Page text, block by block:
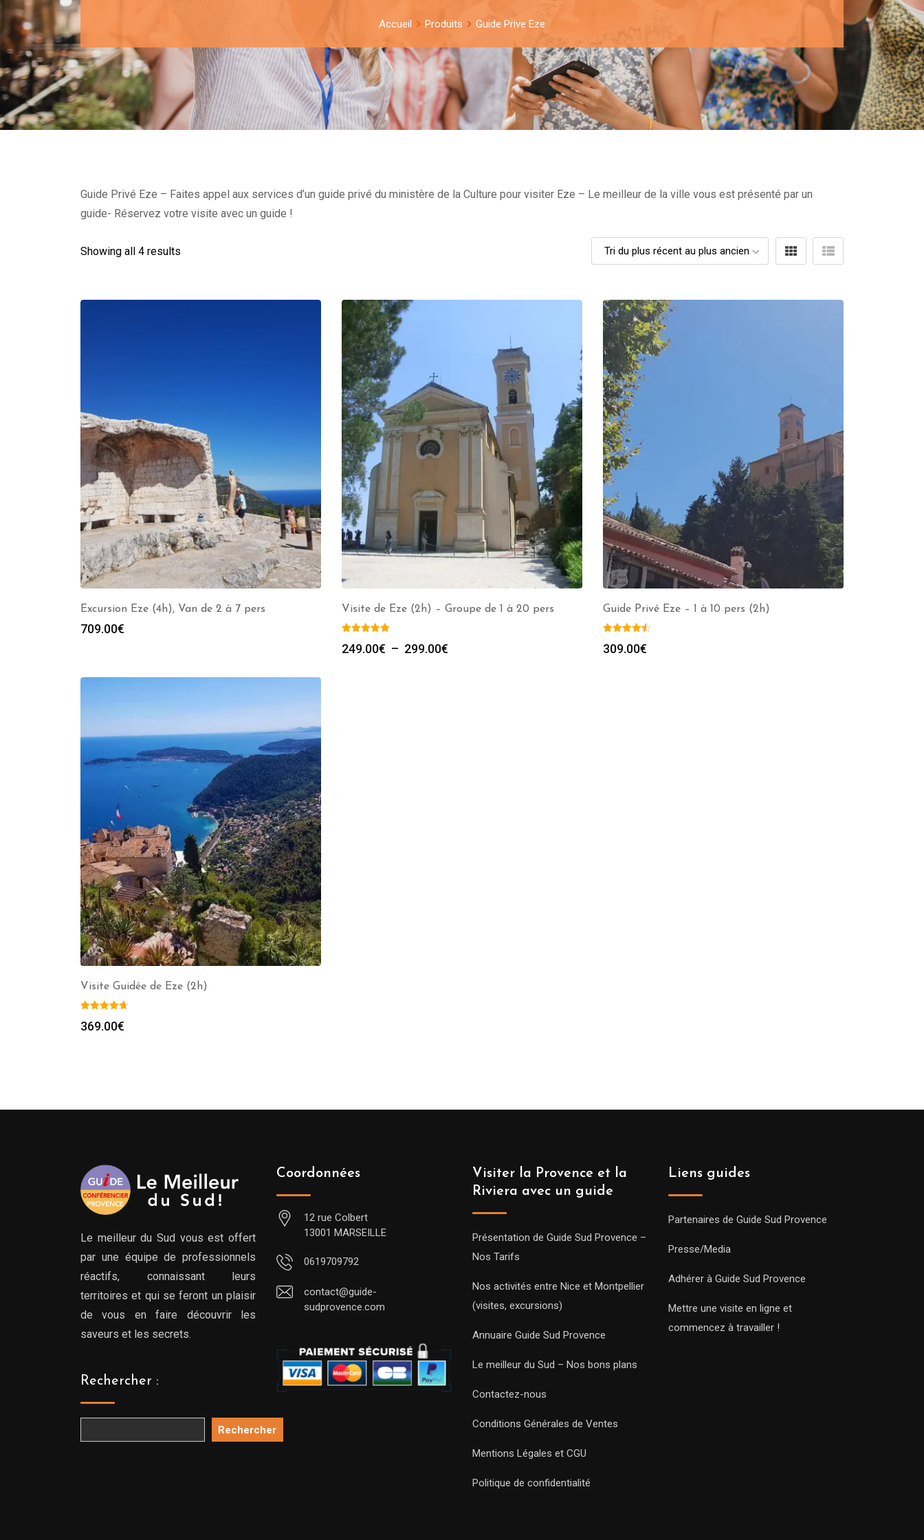
Accueil Produits Guide Prive Eze
Guide Privé Eze – Faites appel aux services d’un guide privé du ministère de la Culture pour visiter Eze – Le meilleur de la ville vous est présenté par un
guide- Réservez votre visite avec un guide !
Showing all 4 results
Excursion Eze (4h), Van de 2 à 7 pers
709.00€
Visite de Eze (2h) – Groupe de 1 à 20 pers
249.00€ – 299.00€
Guide Privé Eze – 1 à 10 pers (2h)
309.00€
Visite Guidée de Eze (2h)
369.00€
Le meilleur du Sud vous est offert
par une équipe de professionnels
réactifs, connaissant leurs
territoires et qui se feront un plaisir
de vous en faire découvrir les
saveurs et les secrets.
Rechercher :
Rechercher
Coordonnées
12 rue Colbert
13001 MARSEILLE
0619709792
contact@guide-
sudprovence.com
Visiter la Provence et la
Riviera avec un guide
Présentation de Guide Sud Provence –
Nos Tarifs
Nos activités entre Nice et Montpellier
(visites, excursions)
Annuaire Guide Sud Provence
Le meilleur du Sud – Nos bons plans
Contactez-nous
Conditions Générales de Ventes
Mentions Légales et CGU
Politique de confidentialité
Liens guides
Partenaires de Guide Sud Provence
Presse/Media
Adhérer à Guide Sud Provence
Mettre une visite en ligne et
commencez à travailler !